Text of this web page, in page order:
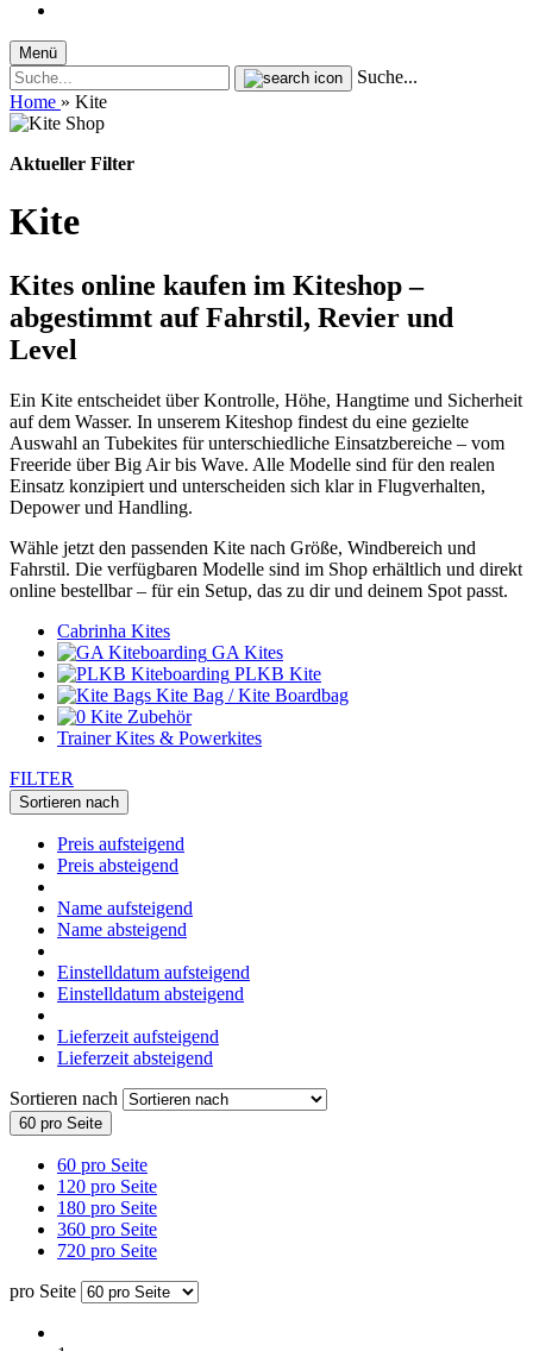
Menü
Suche...
Home » Kite
Aktueller Filter
Kite
Kites online kaufen im Kiteshop –
abgestimmt auf Fahrstil, Revier und
Level
Ein Kite entscheidet über Kontrolle, Höhe, Hangtime und Sicherheit
auf dem Wasser. In unserem Kiteshop findest du eine gezielte
Auswahl an Tubekites für unterschiedliche Einsatzbereiche – vom
Freeride über Big Air bis Wave. Alle Modelle sind für den realen
Einsatz konzipiert und unterscheiden sich klar in Flugverhalten,
Depower und Handling.
Wähle jetzt den passenden Kite nach Größe, Windbereich und
Fahrstil. Die verfügbaren Modelle sind im Shop erhältlich und direkt
online bestellbar – für ein Setup, das zu dir und deinem Spot passt.
Cabrinha Kites
GA Kites
PLKB Kite
Kite Bag / Kite Boardbag
Kite Zubehör
Trainer Kites & Powerkites
FILTER
Sortieren nach
Preis aufsteigend
Preis absteigend
Name aufsteigend
Name absteigend
Einstelldatum aufsteigend
Einstelldatum absteigend
Lieferzeit aufsteigend
Lieferzeit absteigend
Sortieren nach
60 pro Seite
60 pro Seite
120 pro Seite
180 pro Seite
360 pro Seite
720 pro Seite
pro Seite